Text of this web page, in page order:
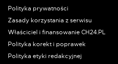
Polityka prywatności
Zasady korzystania z serwisu
Właściciel i finansowanie CH24.PL
Polityka korekt i poprawek
Polityka etyki redakcyjnej